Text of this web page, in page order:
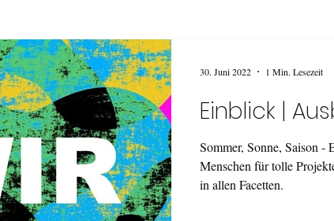
Einblick |
Sommer, Sonne, Saison -
Menschen für tolle
in allen Facetten.
30. Juni 2022 1 Min. Lesezeit